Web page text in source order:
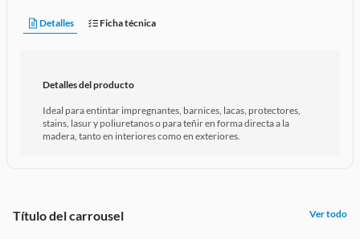
Detalles Ficha técnica
Detalles del producto
Ideal para entintar impregnantes, barnices, lacas, protectores,
stains, lasur y poliuretanos o para teñir en forma directa a la
madera, tanto en interiores como en exteriores.
Título del carrousel Ver todo